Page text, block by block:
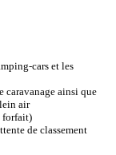
cars et les
caravanage ainsi que
air
forfait)
de classement